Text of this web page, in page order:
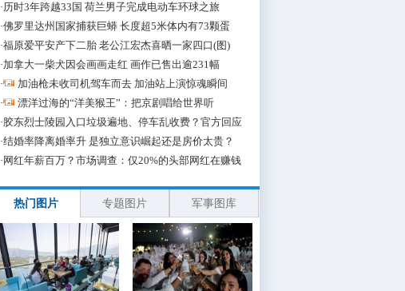
·历时3年跨越33国 荷兰男子完成电动车环球之旅
·佛罗里达州国家捕获巨蟒 长度超5米体内有73颗蛋
·福原爱平安产下二胎 老公江宏杰喜晒一家四口(图)
·加拿大一柴犬因会画画走红 画作已售出逾231幅
·
加油枪未收司机驾车而去 加油站上演惊魂瞬间
·
漂洋过海的“洋美猴王”：把京剧唱给世界听
·胶东烈士陵园入口垃圾遍地、停车乱收费？官方回应
·结婚率降离婚率升 是独立意识崛起还是房价太贵？
· 网红年薪百万？市场调查：仅20%的头部网红在赚钱
热门图片 专题图片 军事图库